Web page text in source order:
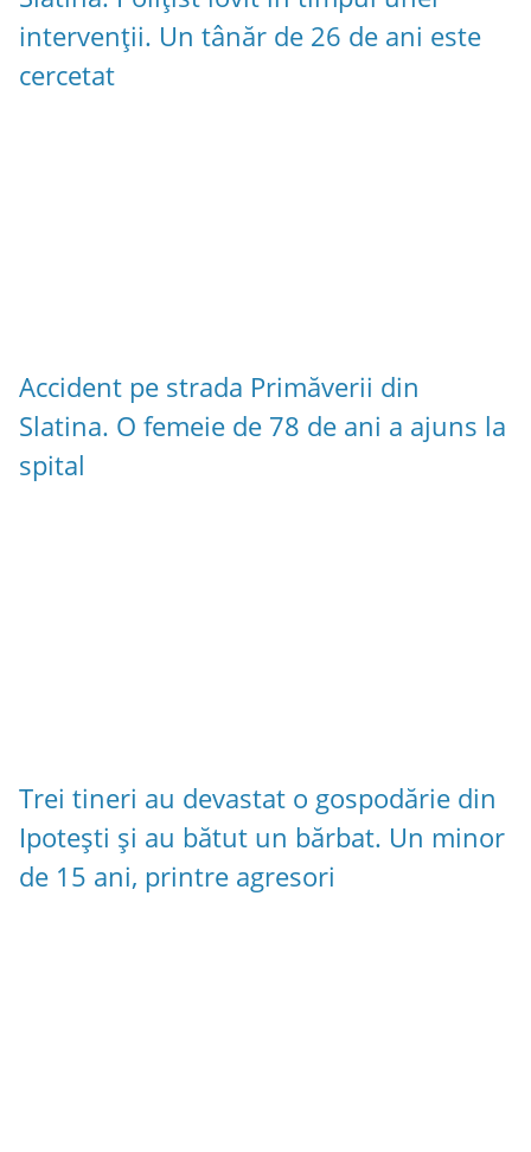
intervenții. Un tânăr de 26 de ani este
cercetat
Accident pe strada Primăverii din
Slatina. O femeie de 78 de ani a ajuns la
spital
Trei tineri au devastat o gospodărie din
Ipotești și au bătut un bărbat. Un minor
de 15 ani, printre agresori